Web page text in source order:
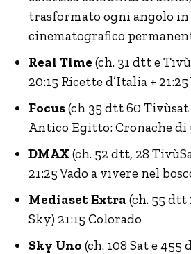
trasformato ogni angolo in
cinematografico
Real Time (ch. 31 dtt e
20:15 Ricette d’Italia +
Focus(ch 35 dtt 60 Tivùsat
Antico Egitto: Cronache di
DMAX (ch. 52 dtt, 28
21:25 Vado a vivere nel
Mediaset Extra (ch. 55 dtt
Sky) 21:15 Colorado
Sky Uno (ch. 108 Sat e 455